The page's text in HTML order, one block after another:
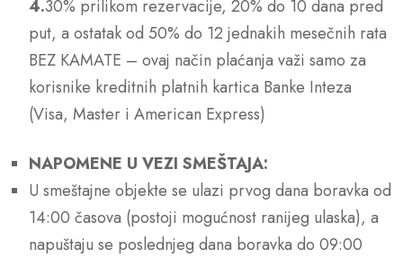
4.30% prilikom rezervacije, 20% do 10 dana pred
put, a ostatak od 50% do 12 jednakih mesečnih rata
BEZ KAMATE – ovaj način plaćanja važi samo za
korisnike kreditnih platnih kartica Banke Inteza
(Visa, Master i American Express)
NAPOMENE U VEZI SMEŠTAJA:
U smeštajne objekte se ulazi prvog dana boravka od
14:00 časova (postoji mogućnost ranijeg ulaska), a
napuštaju se poslednjeg dana boravka do 09:00